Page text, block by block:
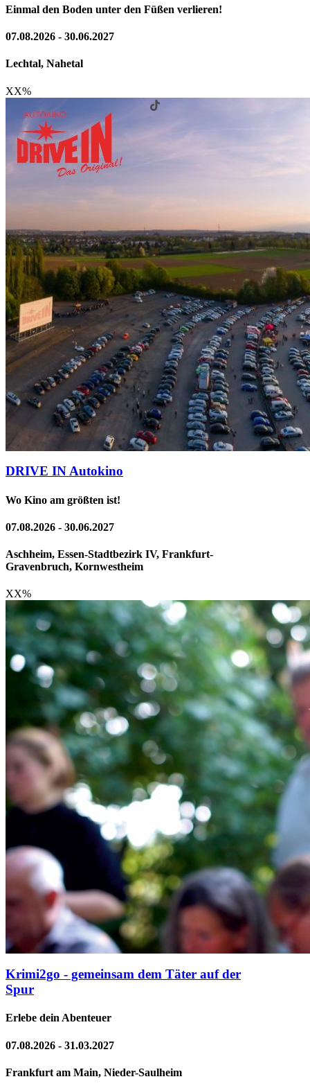
Einmal den Boden unter den Füßen verlieren!
07.08.2026 - 30.06.2027
Lechtal, Nahetal
XX%
DRIVE IN Autokino
Wo Kino am größten ist!
07.08.2026 - 30.06.2027
Aschheim, Essen-Stadtbezirk IV, Frankfurt-
Gravenbruch, Kornwestheim
XX%
Krimi2go - gemeinsam dem Täter auf der
Spur
Erlebe dein Abenteuer
07.08.2026 - 31.03.2027
Frankfurt am Main, Nieder-Saulheim